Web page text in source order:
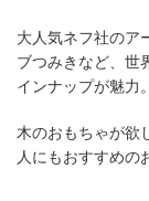
大人気ネフ社のア
ブつみきなど、世
インナップが魅力。
木のおもちゃが欲
人にもおすすめの